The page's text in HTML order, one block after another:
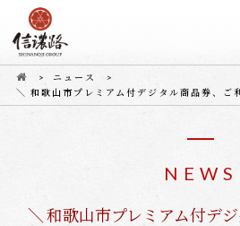
ニュース
＼ 和歌山市プレミアム付デジタル商品券、ご
NEWS
＼ 和歌山市プレミアム付デ